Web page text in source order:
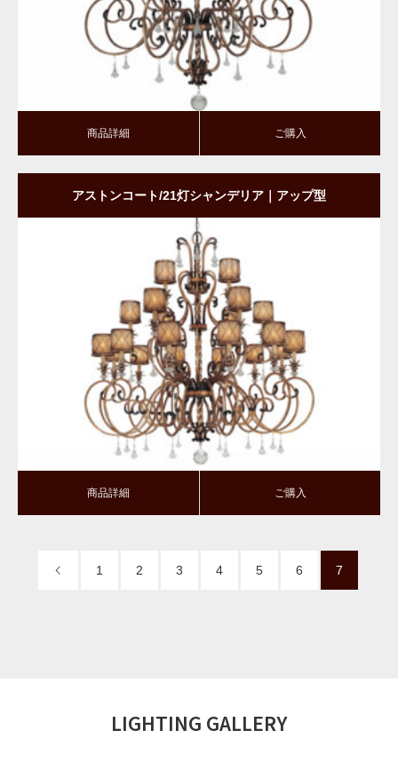
商品詳細 ご購入
アストンコート/21灯シャンデリア｜アップ型
商品詳細 ご購入
商品詳細 ご購入
1 2 3 4 5 6 7
LIGHTING GALLERY